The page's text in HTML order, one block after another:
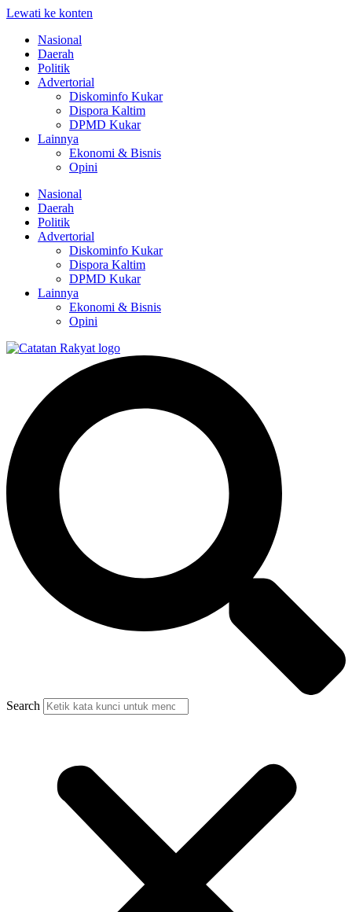
Lewati ke konten
Nasional
Daerah
Politik
Advertorial
Diskominfo Kukar
Dispora Kaltim
DPMD Kukar
Lainnya
Ekonomi & Bisnis
Opini
Nasional
Daerah
Politik
Advertorial
Diskominfo Kukar
Dispora Kaltim
DPMD Kukar
Lainnya
Ekonomi & Bisnis
Opini
Search